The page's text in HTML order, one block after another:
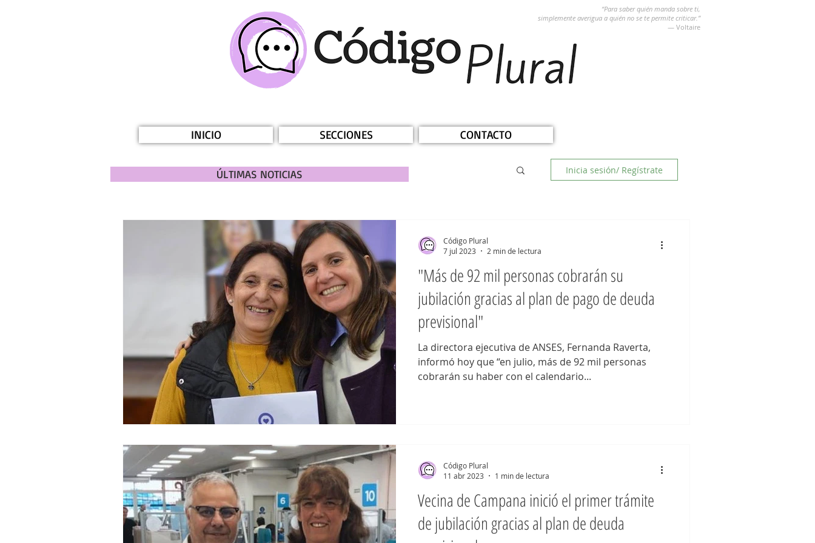
“Para saber quién manda sobre ti,
simplemente averigua a quién no se te permite criticar.”
― Voltaire
INICIO SECCIONES CONTACTO
Inicia sesión/ Regístrate
"Más de 92 mil personas cobrarán su
jubilación gracias al plan de pago de deuda
previsional"
La directora ejecutiva de ANSES, Fernanda Raverta,
informó hoy que “en julio, más de 92 mil personas
cobrarán su haber con el calendario...
Código Plural
7 jul 2023
2 min de lectura
Vecina de Campana inició el primer trámite
de jubilación gracias al plan de deuda
Código Plural
11 abr 2023
1 min de lectura
ÚLTIMAS NOTICIAS